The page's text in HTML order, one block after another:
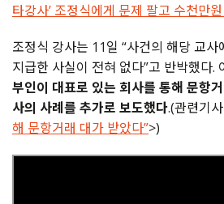
타강사’ 조정식에게 문제 팔고 수천만
조정식 강사는 11일 “사건의 해당 교
지급한 사실이 전혀 없다”고 반박했다.
부인이 대표로 있는 회사를 통해 문항
사의 사례를 추가로 보도했다.(관련기
해 문항거래 대가 받았다”>)